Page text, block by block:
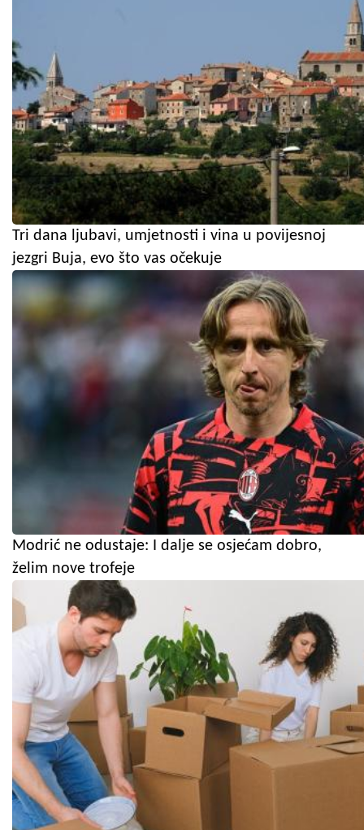
Tri dana ljubavi, umjetnosti i vina u povijesnoj
jezgri Buja, evo što vas očekuje
Modrić ne odustaje: I dalje se osjećam dobro,
želim nove trofeje